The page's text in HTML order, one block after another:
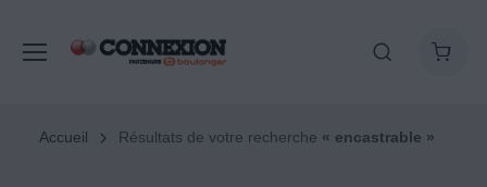
Accueil Résultats de votre recherche « encastrable »